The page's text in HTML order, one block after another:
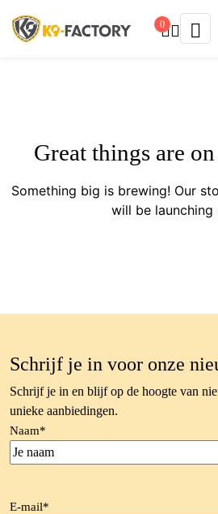
0
Great things are
Something big is brewing! Our
will be launching
Schrijf je in voor onze
Schrijf je in en blijf op de hoogte van
unieke aanbiedingen.
Naam*
E-mail*